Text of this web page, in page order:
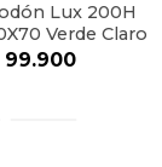
Lux 200H
Verde Claro
99.900